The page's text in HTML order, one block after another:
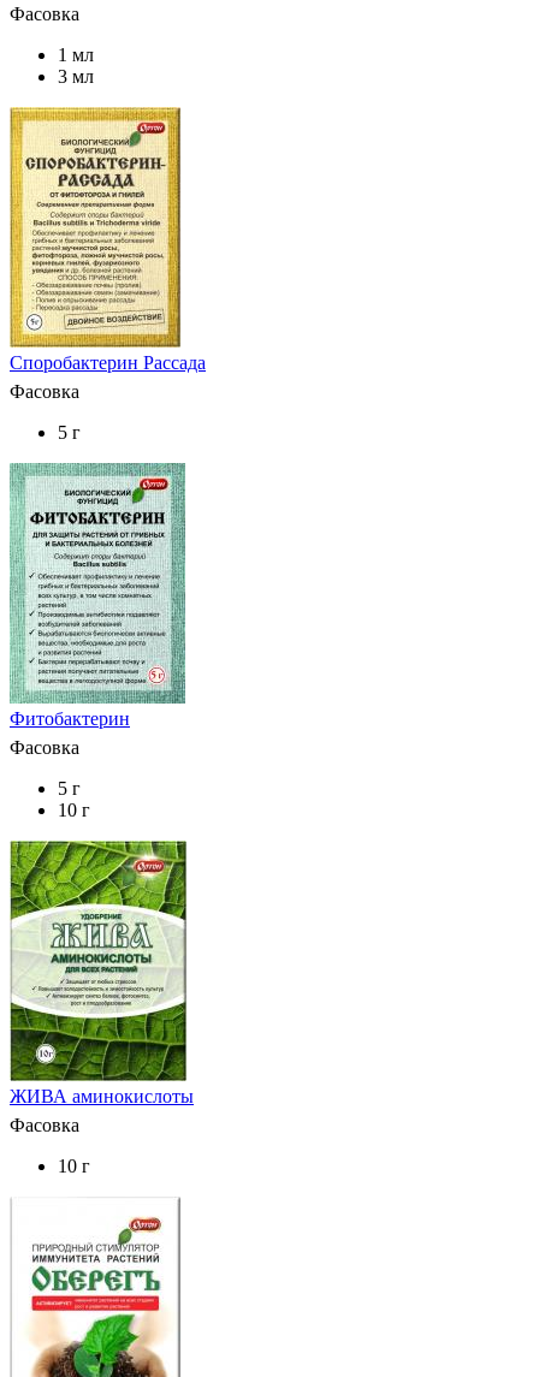
Фасовка
1 мл
3 мл
Споробактерин Рассада
Фасовка
5 г
Фитобактерин
Фасовка
5 г
10 г
ЖИВА аминокислоты
Фасовка
10 г